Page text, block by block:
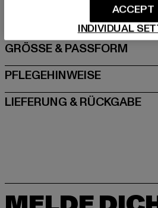
GRÖSSE & PASSFORM
PFLEGEHINWEISE
LIEFERUNG & RÜCKGABE
INDIVIDUAL
ACCEPT